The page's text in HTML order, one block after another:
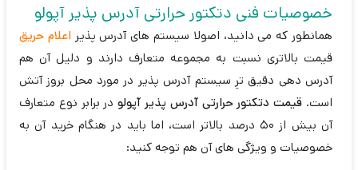
خصوصیات فنی دتکتور حرارتی آدرس پذیر آپولو
همانطور که می دانید، اصولا سیستم های آدرس پذیراعلام حریق
قیمت بالاتری نسبت به مجموعه متعارف دارند و دلیل آن هم
آدرس دهی دقیق ترِ سیستم آدرس پذیر در مورد محل بروز آتش
است. قیمت دتکتور حرارتی آدرس پذیر آپولودر برابر نوع متعارف
آن بیش از 50 درصد بالاتر است، اما باید در هنگام خرید آن به
خصوصیات و ویژگی های آن هم توجه کنید: